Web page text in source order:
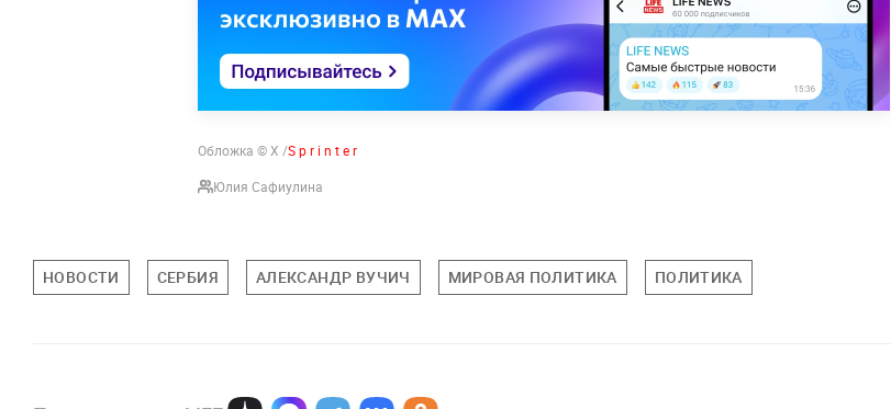
Обложка © Х /S p r i n t e r
Юлия Сафиулина
НОВОСТИ СЕРБИЯ АЛЕКСАНДР ВУЧИЧ МИРОВАЯ ПОЛИТИКА ПОЛИТИКА